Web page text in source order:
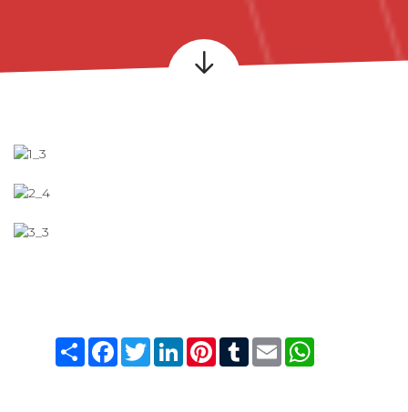
CondividiFacebook
TwitterLinkedInPinterestTumblrEmail